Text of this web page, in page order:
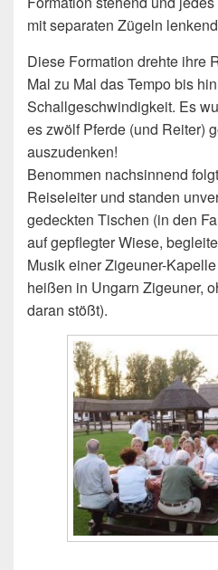
mit separaten Zügeln
Diese Formation drehte ihre
Mal zu Mal das Tempo bis
Schallgeschwindigkeit. Es
es zwölf Pferde (und Reiter)
auszudenken!
Benommen nachsinnend
Reiseleiter und standen
gedeckten Tischen (in den
auf gepflegter Wiese,
Musik einer Zigeuner-
heißen in Ungarn Zigeuner,
daran stößt).